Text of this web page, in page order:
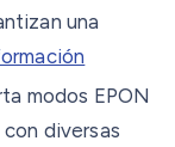
una
modos EPON
diversas